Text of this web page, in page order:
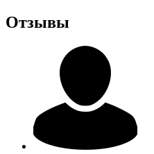
Отзывы